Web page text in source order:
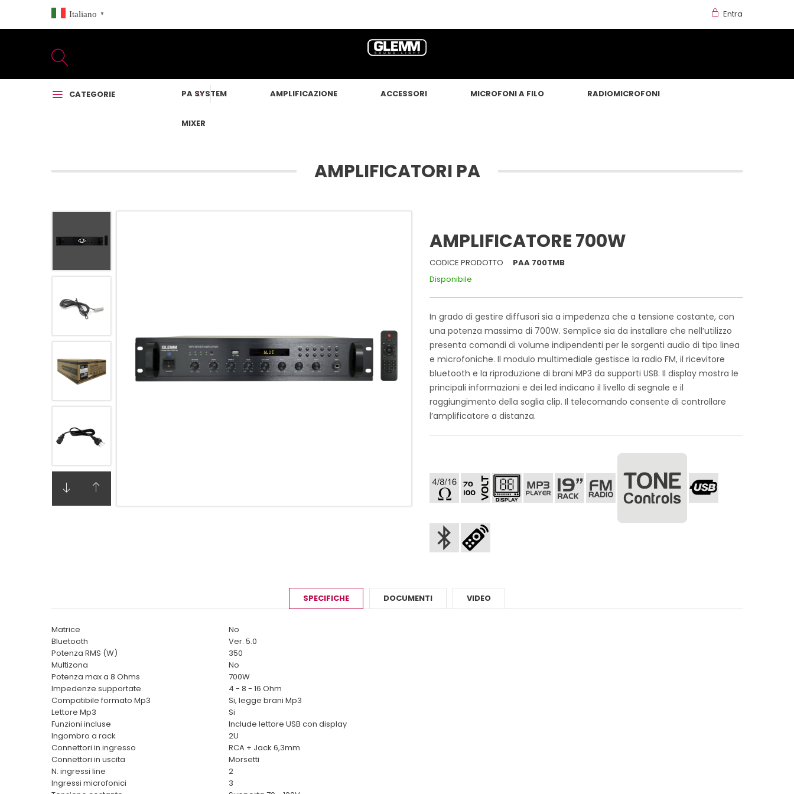
Italiano ▼ Entra
CATEGORIE PA SYSTEM AMPLIFICAZIONE ACCESSORI MICROFONI A FILO RADIOMICROFONI
MIXER
AMPLIFICATORI PA
AMPLIFICATORE 700W
CODICE PRODOTTO
PAA 700TMB
Disponibile
In grado di gestire diffusori sia a impedenza che a tensione costante, con
una potenza massima di 700W. Semplice sia da installare che nell’utilizzo
presenta comandi di volume indipendenti per le sorgenti audio di tipo linea
e microfoniche. Il modulo multimediale gestisce la radio FM, il ricevitore
bluetooth e la riproduzione di brani MP3 da supporti USB. Il display mostra le
principali informazioni e dei led indicano il livello di segnale e il
raggiungimento della soglia clip. Il telecomando consente di controllare
l’amplificatore a distanza.
SPECIFICHE DOCUMENTI VIDEO
Matrice
No
Bluetooth
Ver. 5.0
Potenza RMS (W)
350
Multizona
No
Potenza max a 8 Ohms
700W
Impedenze supportate
4 - 8 - 16 Ohm
Compatibile formato Mp3
Si, legge brani Mp3
Lettore Mp3
Si
Funzioni incluse
Include lettore USB con display
Ingombro a rack
2U
Connettori in ingresso
RCA + Jack 6,3mm
Connettori in uscita
Morsetti
N. ingressi line
2
Ingressi microfonici
3